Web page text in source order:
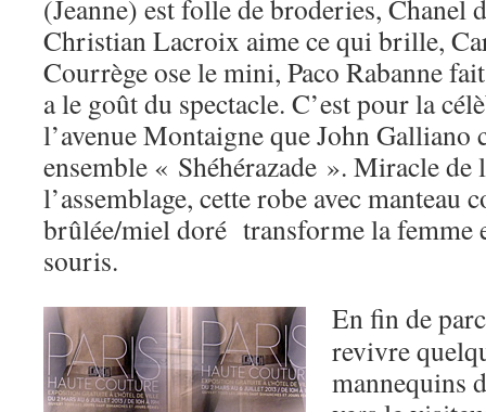
(Jeanne) est folle de broderies, Chanel
Christian Lacroix aime ce qui brille,
Courrège ose le mini, Paco Rabanne
a le goût du spectacle. C’est pour la
l’avenue Montaigne que John Galliano
ensemble « Shéhérazade ». Miracle de
l’assemblage, cette robe avec manteau
brûlée/miel doré transforme la femme
souris.
En fin de
revivre
mannequins